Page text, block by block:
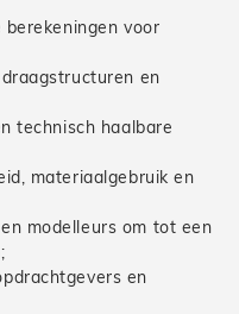
voor
en
technisch haalbare
materiaalgebruik en
modelleurs om tot een
en